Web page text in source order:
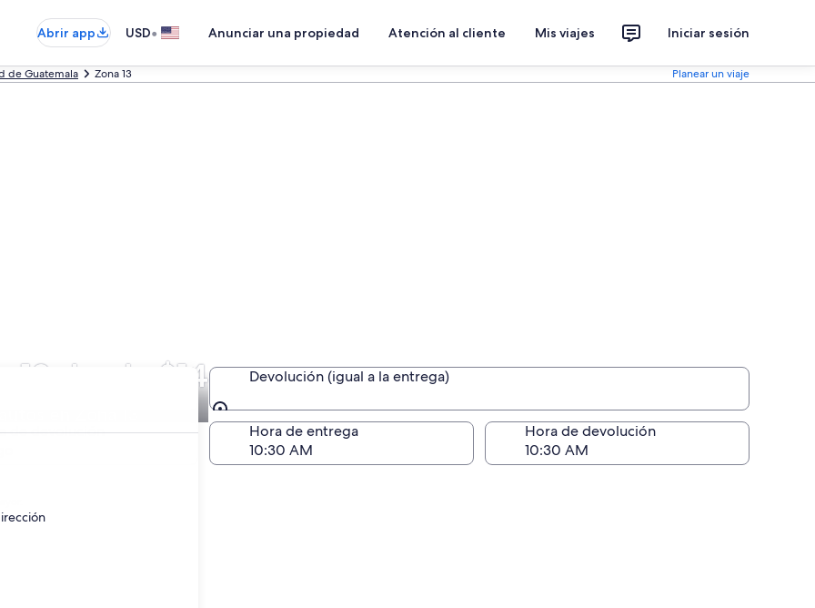
Abrir app USD• Anunciar una propiedad Atención al cliente Mis viajes Iniciar sesión
de Guatemala Zona 13 Planear un viaje
13 desde $14
en Zona 13
Devolución (igual a la entrega)
Devolución (igual a la entrega)
de devolución
Hora de entrega Hora de devolución